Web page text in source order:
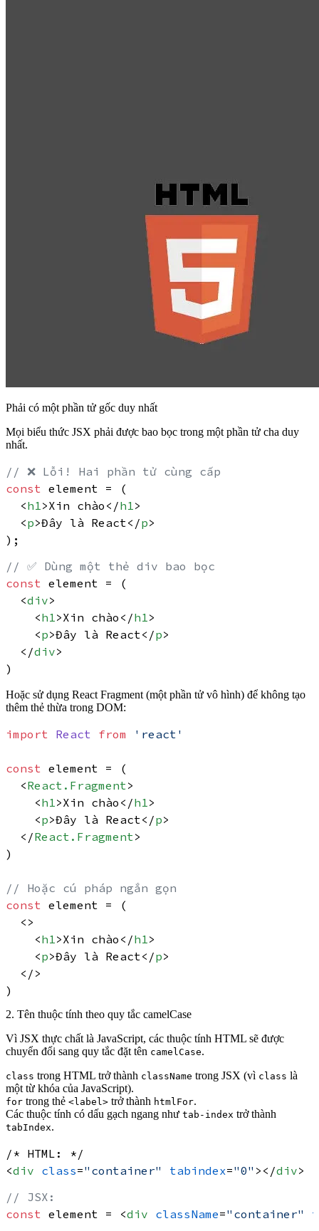
Phải có một phần tử gốc duy nhất
Mọi biểu thức JSX phải được bao bọc trong một phần tử cha duy
nhất.
// ❌ Lỗi! Hai phần tử cùng cấp
const element = (
<h1>Xin chào </h1>
<p>Đây là React</p>
// ✅ Dùng một thẻ div bao bọc
const element = (
<div>
<h1>Xin chào </h1>
<p>Đây là React</p>
</div>
Hoặc sử dụng React Fragment (một phần tử vô hình) để không tạo
thêm thẻ thừa trong DOM:
import React from 'react'
const element = (
<React.Fragment>
<h1>Xin chào </h1>
<p>Đây là React</p>
</React.Fragment>
)
// Hoặc cú pháp ngắn gọn
const element = (
<>
<h1>Xin chào </h1>
<p>Đây là React</p>
</>
2. Tên thuộc tính theo quy tắc camelCase
Vì JSX thực chất là JavaScript, các thuộc tính HTML sẽ được
chuyển đổi sang quy tắc đặt tên camelCase.
class trong HTML trở thành className trong JSX (vì class là
một từ khóa của JavaScript).
for trong thẻ <label> trở thành htmlFor.
Các thuộc tính có dấu gạch ngang như tab-index trở thành
tabIndex.
<div class="container" tabindex="0" > </div>
// JSX:
const element = <div className="container"